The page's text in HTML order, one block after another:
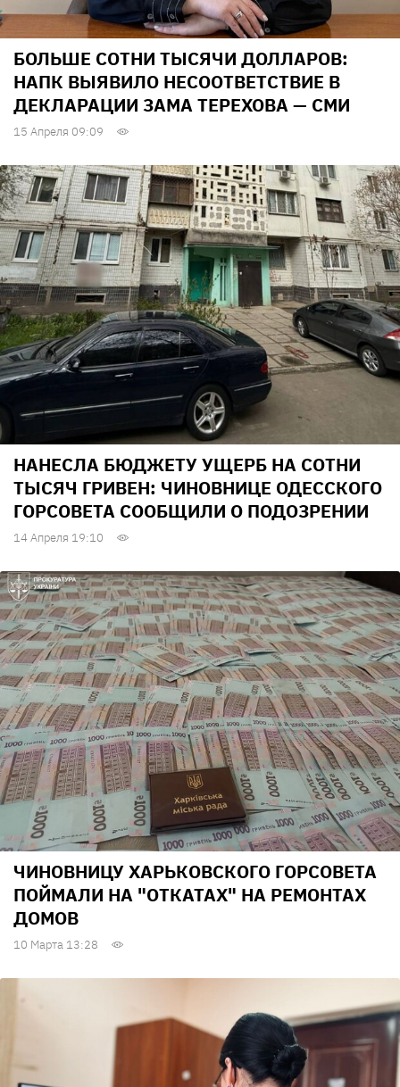
БОЛЬШЕ СОТНИ ТЫСЯЧИ ДОЛЛАРОВ:
НАПК ВЫЯВИЛО НЕСООТВЕТСТВИЕ В
ДЕКЛАРАЦИИ ЗАМА ТЕРЕХОВА — СМИ
15 Апреля 09:09
НАНЕСЛА БЮДЖЕТУ УЩЕРБ НА СОТНИ
ТЫСЯЧ ГРИВЕН: ЧИНОВНИЦЕ ОДЕССКОГО
ГОРСОВЕТА СООБЩИЛИ О ПОДОЗРЕНИИ
14 Апреля 19:10
ЧИНОВНИЦУ ХАРЬКОВСКОГО ГОРСОВЕТА
ПОЙМАЛИ НА "ОТКАТАХ" НА РЕМОНТАХ
ДОМОВ
10 Марта 13:28